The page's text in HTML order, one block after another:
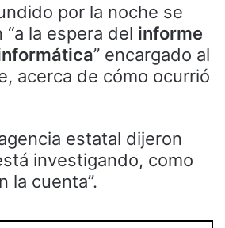
por la noche se
la espera del informe
” encargado al
acerca de cómo ocurrió
estatal dijeron
investigando, como
la cuenta”.